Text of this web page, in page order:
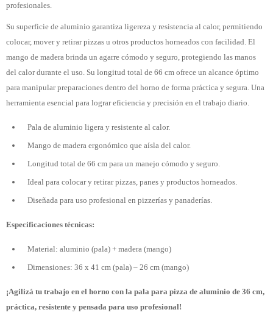
profesionales.
Su superficie de aluminio garantiza ligereza y resistencia al calor, permitiendo
colocar, mover y retirar pizzas u otros productos horneados con facilidad. El
mango de madera brinda un agarre cómodo y seguro, protegiendo las manos
del calor durante el uso. Su longitud total de 66 cm ofrece un alcance óptimo
para manipular preparaciones dentro del horno de forma práctica y segura. Una
herramienta esencial para lograr eficiencia y precisión en el trabajo diario.
Pala de aluminio ligera y resistente al calor.
Mango de madera ergonómico que aísla del calor.
Longitud total de 66 cm para un manejo cómodo y seguro.
Ideal para colocar y retirar pizzas, panes y productos horneados.
Diseñada para uso profesional en pizzerías y panaderías.
Especificaciones técnicas:
Material: aluminio (pala) + madera (mango)
Dimensiones: 36 x 41 cm (pala) – 26 cm (mango)
¡Agilizá tu trabajo en el horno con la pala para pizza de aluminio de 36 cm,
práctica, resistente y pensada para uso profesional!